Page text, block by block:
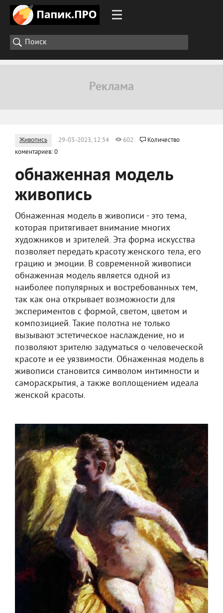
Живопись 29-03-2023, 12:54 602
Количество
коментариев: 0
обнаженная модель
живопись
Обнаженная модель в живописи - это тема,
которая притягивает внимание многих
художников и зрителей. Эта форма искусства
позволяет передать красоту женского тела, его
грацию и эмоции. В современной живописи
обнаженная модель является одной из
наиболее популярных и востребованных тем,
так как она открывает возможности для
экспериментов с формой, светом, цветом и
композицией. Такие полотна не только
вызывают эстетическое наслаждение, но и
позволяют зрителю задуматься о человеческой
красоте и ее уязвимости. Обнаженная модель в
живописи становится символом интимности и
самораскрытия, а также воплощением идеала
женской красоты.